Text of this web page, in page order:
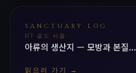
SANCTUARY LOG
HT 골드 서클
아류의 생산지 — 모방과 본질...
읽으러 가기 →